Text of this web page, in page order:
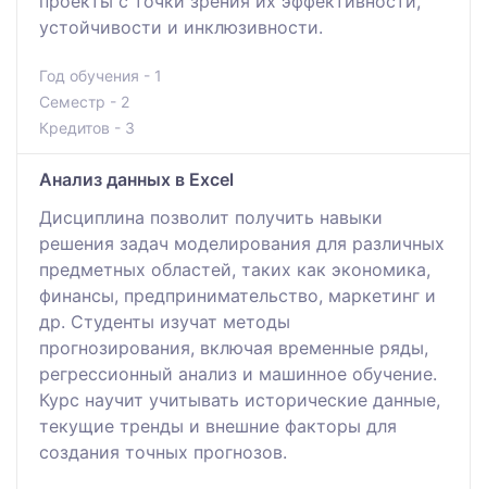
устойчивости и инклюзивности.
Год обучения - 1
Семестр - 2
Кредитов - 3
Анализ данных в Excel
Дисциплина позволит получить навыки
решения задач моделирования для различных
предметных областей, таких как экономика,
финансы, предпринимательство, маркетинг и
др. Студенты изучат методы
прогнозирования, включая временные ряды,
регрессионный анализ и машинное обучение.
Курс научит учитывать исторические данные,
текущие тренды и внешние факторы для
создания точных прогнозов.